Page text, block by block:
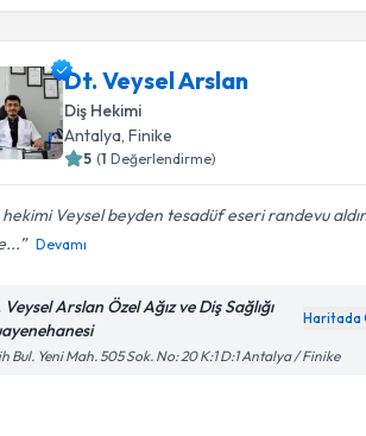
Dt. Veysel Arslan
Diş Hekimi
Antalya , Finike
5 (1 Değerlendirme)
hekimi Veysel beyden tesadüf eseri randevu
Devamı
Arslan Özel Ağız ve Diş Sağlığı
Haritada
Bul. Yeni Mah. 505 Sok. No: 20 K:1 D:1 Antalya / Finike